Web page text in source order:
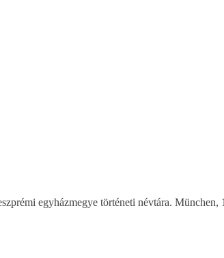
egyházmegye történeti névtára. München,